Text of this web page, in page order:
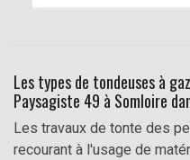
Les types de tondeuses à
Paysagiste 49 à Somloire
Les travaux de tonte des
recourant à l'usage de